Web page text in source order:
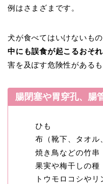
例はさまざまです。
犬が食べてはいけないも
中にも誤食が起こるおそれ
害を及ぼす危険性がある
腸閉塞や胃穿孔、腸
ひも
布（靴下、タオル
焼き鳥などの竹串
果実や梅干しの種
トウモロコシやリ